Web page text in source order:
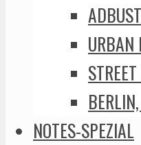
URBAN
NOTES-SPEZIAL